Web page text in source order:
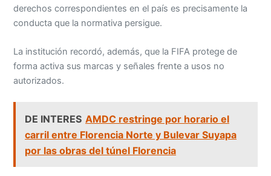
derechos correspondientes en el país es precisamente la
conducta que la normativa persigue.
La institución recordó, además, que la FIFA protege de
forma activa sus marcas y señales frente a usos no
autorizados.
DE INTERES AMDC restringe por horario el
carril entre Florencia Norte y Bulevar Suyapa
por las obras del túnel Florencia